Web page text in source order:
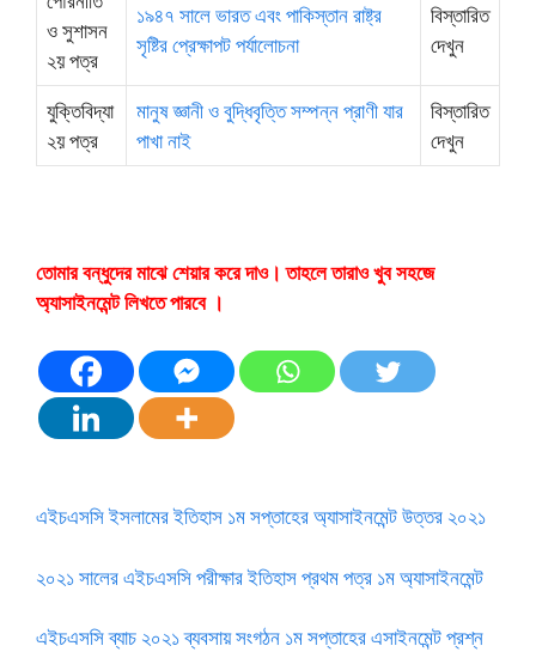
ও সুশাসন
২য় পত্র
১৯৪৭ সালে ভারত এবং পাকিস্তান রাষ্ট্র
সৃষ্টির প্রেক্ষাপট পর্যালোচনা
বিস্তারিত
দেখুন
যুক্তিবিদ্যা
২য় পত্র
মানুষ জ্ঞানী ও বুদ্ধিবৃত্তি সম্পন্ন প্রাণী যার
পাখা নাই
বিস্তারিত
দেখুন
তোমার বন্ধুদের মাঝে শেয়ার করে দাও। তাহলে তারাও খুব সহজে
অ্যাসাইনমেন্ট লিখতে পারবে ।
এইচএসসি ইসলামের ইতিহাস ১ম সপ্তাহের অ্যাসাইনমেন্ট উত্তর ২০২১
২০২১ সালের এইচএসসি পরীক্ষার ইতিহাস প্রথম পত্র ১ম অ্যাসাইনমেন্ট
এইচএসসি ব্যাচ ২০২১ ব্যবসায় সংগঠন ১ম সপ্তাহের এসাইনমেন্ট প্রশ্ন